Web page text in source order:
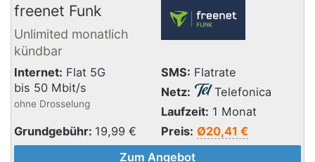
freenet Funk
Unlimited monatlich
kündbar
Internet: Flat 5G
bis 50 Mbit/s
ohne Drosselung
SMS: Flatrate
Netz:
Telefonica
Laufzeit: 1 Monat
Grundgebühr: 19,99 € Preis: Ø20,41 €
Zum Angebot